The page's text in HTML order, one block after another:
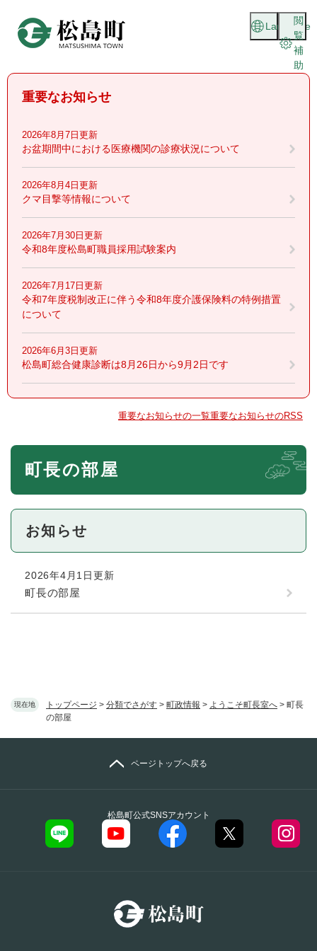
頭
閲
覧
補
助
Language
現在地 トップページ > 分類でさがす > 町政情報 > ようこそ町長室へ > 町長
の部屋
重要なお知らせ
2026年8月7日更新
お盆期間中における医療機関の診療状況について
2026年8月4日更新
クマ目撃等情報について
2026年7月30日更新
令和8年度松島町職員採用試験案内
2026年7月17日更新
令和7年度税制改正に伴う令和8年度介護保険料の特例措置
について
2026年6月3日更新
松島町総合健康診断は8月26日から9月2日です
重要なお知らせの一覧重要なお知らせのRSS
本
町長の部屋
お知らせ
2026年4月1日更新
町長の部屋
松島町公式SNSアカウント
ページトップへ戻る